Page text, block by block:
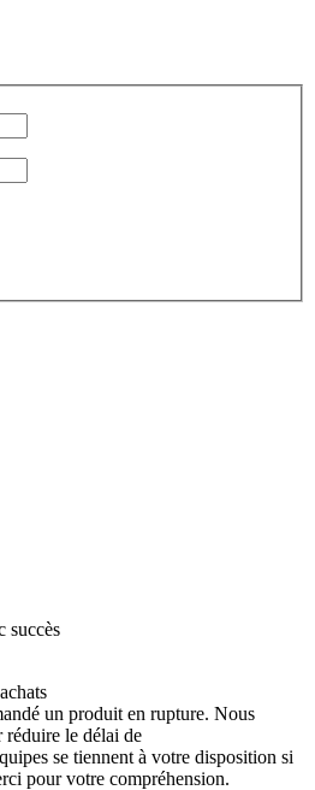
succès
un produit en rupture. Nous
le délai de
se tiennent à votre disposition si
pour votre compréhension.